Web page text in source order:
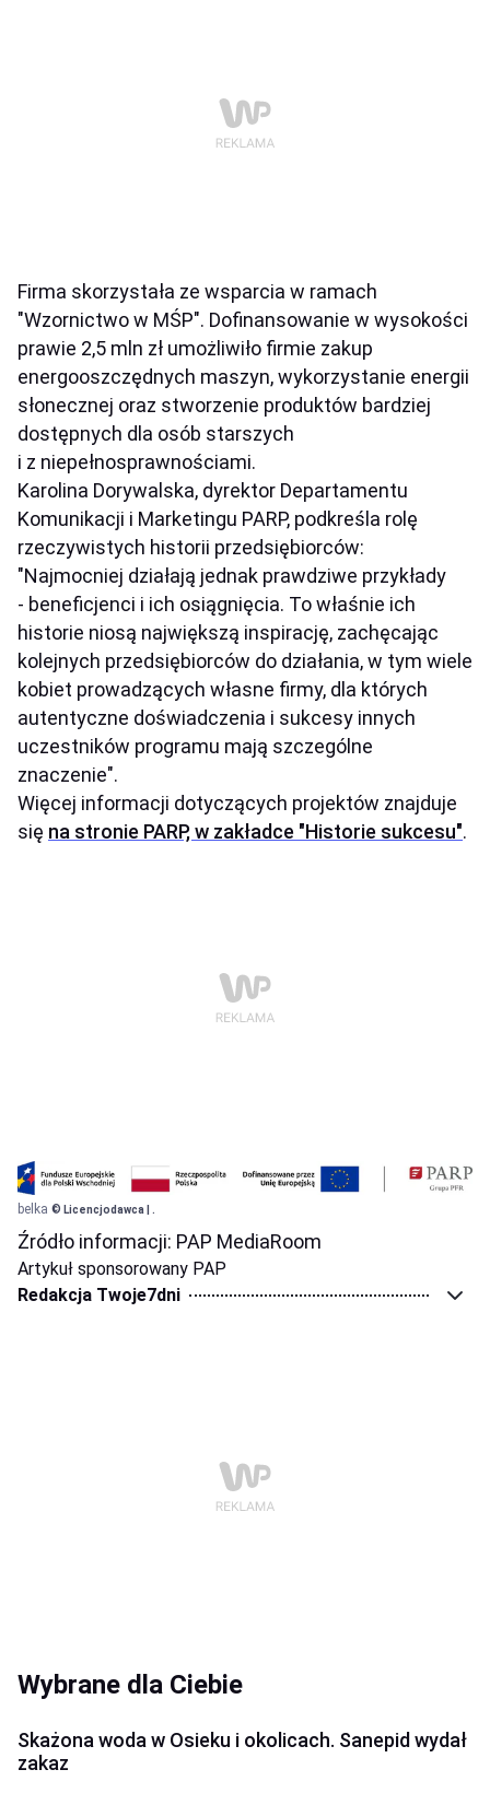
Firma skorzystała ze wsparcia w ramach
"Wzornictwo w MŚP". Dofinansowanie w wysokości
prawie 2,5 mln zł umożliwiło firmie zakup
energooszczędnych maszyn, wykorzystanie energii
słonecznej oraz stworzenie produktów bardziej
dostępnych dla osób starszych
i z niepełnosprawnościami.
Karolina Dorywalska, dyrektor Departamentu
Komunikacji i Marketingu PARP, podkreśla rolę
rzeczywistych historii przedsiębiorców:
"Najmocniej działają jednak prawdziwe przykłady
- beneficjenci i ich osiągnięcia. To właśnie ich
historie niosą największą inspirację, zachęcając
kolejnych przedsiębiorców do działania, w tym wiele
kobiet prowadzących własne firmy, dla których
autentyczne doświadczenia i sukcesy innych
uczestników programu mają szczególne
znaczenie".
Więcej informacji dotyczących projektów znajduje
się na stronie PARP, w zakładce "Historie sukcesu".
belka © Licencjodawca | .
Źródło informacji: PAP MediaRoom
Artykuł sponsorowany PAP
Redakcja Twoje7dni
Wybrane dla Ciebie
Skażona woda w Osieku i okolicach. Sanepid wydał
zakaz